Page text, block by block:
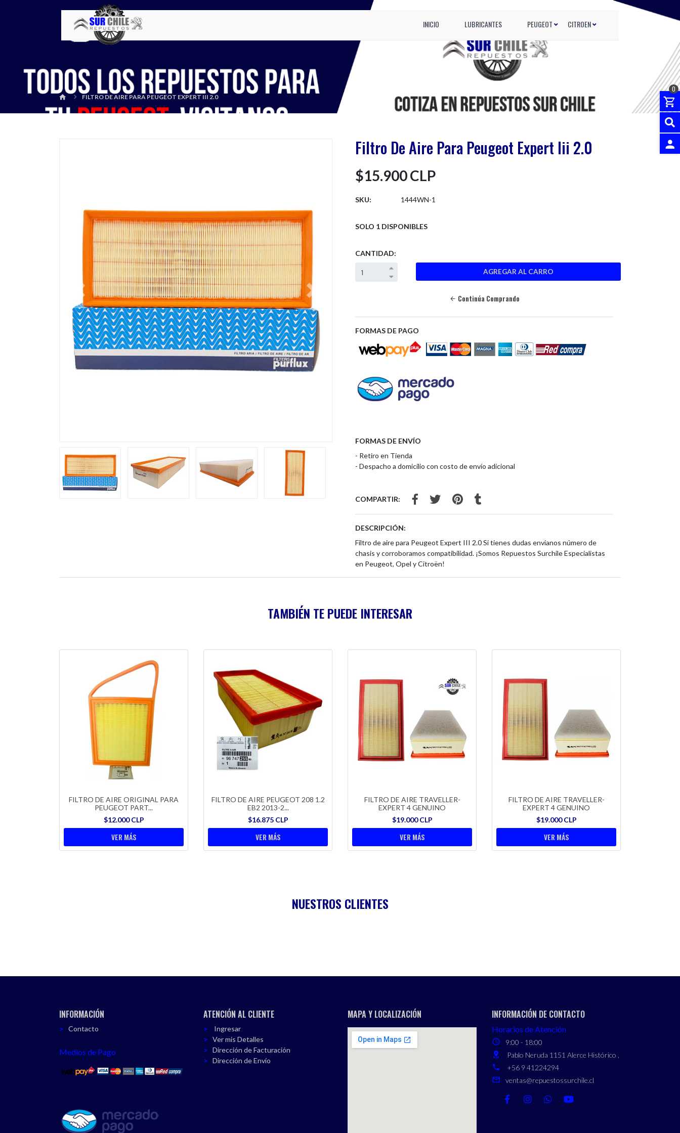
INICIO LUBRICANTES PEUGEOT CITROEN
0
FILTRO DE AIRE PARA PEUGEOT EXPERT III 2.0
Previous Next
Filtro De Aire Para Peugeot Expert Iii 2.0
$15.900 CLP
SKU: 1444WN-1
SOLO 1 DISPONIBLES
CANTIDAD:
Continúa Comprando
FORMAS DE PAGO
FORMAS DE ENVÍO
- Retiro en Tienda
- Despacho a domicilio con costo de envío adicional
COMPARTIR:
DESCRIPCIÓN:
Filtro de aire para Peugeot Expert III 2.0 Si tienes dudas envíanos número de
chasis y corroboramos compatibilidad. ¡Somos Repuestos Surchile Especialistas
en Peugeot, Opel y Citroën!
TAMBIÉN TE PUEDE INTERESAR
FILTRO DE AIRE ORIGINAL PARA
PEUGEOT PART...
$12.000 CLP
VER MÁS
FILTRO DE AIRE PEUGEOT 208 1.2
EB2 2013-2...
$16.875 CLP
VER MÁS
FILTRO DE AIRE TRAVELLER-
EXPERT 4 GENUINO
$19.000 CLP
VER MÁS
FILTRO DE AIRE TRAVELLER-
EXPERT 4 GENUINO
$19.000 CLP
VER MÁS
NUESTROS CLIENTES
INFORMACIÓN
Contacto
Medios de Pago
ATENCIÓN AL CLIENTE
Ingresar
Ver mis Detalles
Dirección de Facturación
Dirección de Envío
MAPA Y LOCALIZACIÓN INFORMACIÓN DE CONTACTO
Horarios de Atención
9:00 - 18:00
Pablo Neruda 1151 Alerce Histórico ,
+56 9 41224294
ventas@repuestossurchile.cl